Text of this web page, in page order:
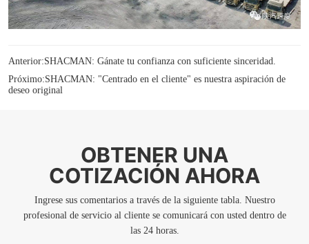
Anterior:SHACMAN: Gánate tu confianza con suficiente sinceridad.
Próximo:SHACMAN: "Centrado en el cliente" es nuestra aspiración de
deseo original
OBTENER UNA
COTIZACIÓN AHORA
Ingrese sus comentarios a través de la siguiente tabla. Nuestro
profesional de servicio al cliente se comunicará con usted dentro de
las 24 horas.